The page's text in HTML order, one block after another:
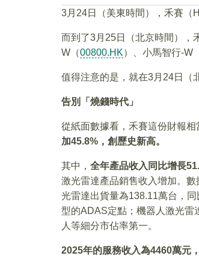
3月24日（美東時間），禾賽（
而到了3月25日（北京時間），
W（00800.HK）、小馬智行-W
值得注意的是，就在3月24日（
告別「燒錢時代」
從紙面數據看，禾賽這份財報相
加45.8%，創歷史新高。
其中， 全年產品收入同比增長
激光雷達產品銷售收入增加。數
光雷達出貨量為138.11萬台，
型的ADAS定點；機器人激光雷
人等細分市佔率第一。
2025年的服務收入為4460萬元